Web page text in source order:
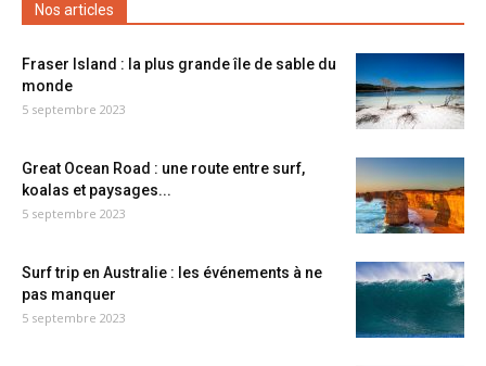
Nos articles
Fraser Island : la plus grande île de sable du
monde
5 septembre 2023
Great Ocean Road : une route entre surf,
koalas et paysages...
5 septembre 2023
Surf trip en Australie : les événements à ne
pas manquer
5 septembre 2023